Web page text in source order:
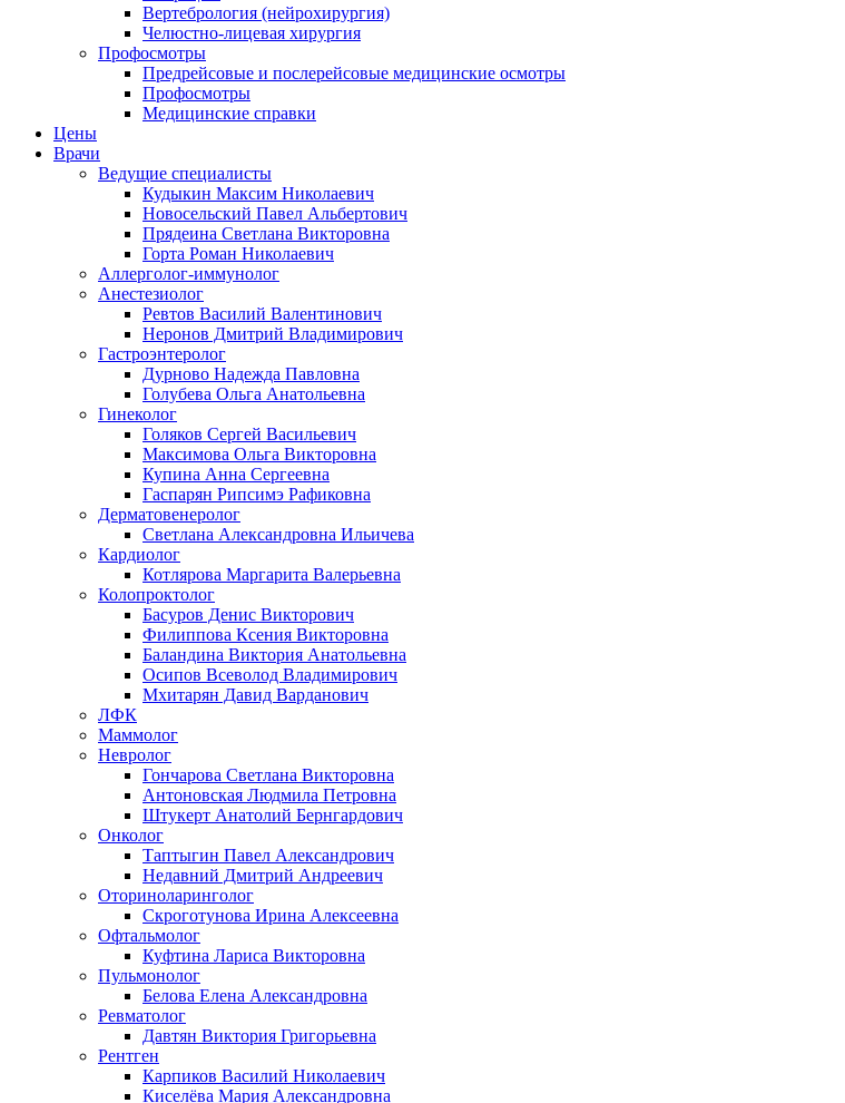
Вертебрология (нейрохирургия)
Челюстно-лицевая хирургия
Профосмотры
Предрейсовые и послерейсовые медицинские осмотры
Профосмотры
Медицинские справки
Цены
Врачи
Ведущие специалисты
Кудыкин Максим Николаевич
Новосельский Павел Альбертович
Прядеина Светлана Викторовна
Горта Роман Николаевич
Аллерголог-иммунолог
Анестезиолог
Ревтов Василий Валентинович
Неронов Дмитрий Владимирович
Гастроэнтеролог
Дурново Надежда Павловна
Голубева Ольга Анатольевна
Гинеколог
Голяков Сергей Васильевич
Максимова Ольга Викторовна
Купина Анна Сергеевна
Гаспарян Рипсимэ Рафиковна
Дерматовенеролог
Светлана Александровна Ильичева
Кардиолог
Котлярова Маргарита Валерьевна
Колопроктолог
Басуров Денис Викторович
Филиппова Ксения Викторовна
Баландина Виктория Анатольевна
Осипов Всеволод Владимирович
Мхитарян Давид Варданович
ЛФК
Маммолог
Невролог
Гончарова Светлана Викторовна
Антоновская Людмила Петровна
Штукерт Анатолий Бернгардович
Онколог
Таптыгин Павел Александрович
Недавний Дмитрий Андреевич
Оториноларинголог
Скроготунова Ирина Алексеевна
Офтальмолог
Куфтина Лариса Викторовна
Пульмонолог
Белова Елена Александровна
Ревматолог
Давтян Виктория Григорьевна
Рентген
Карпиков Василий Николаевич
Киселёва Мария Александровна